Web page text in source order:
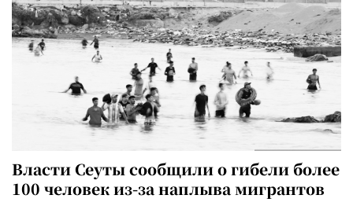
Власти Сеуты сообщили о гибели более
100 человек из-за наплыва мигрантов